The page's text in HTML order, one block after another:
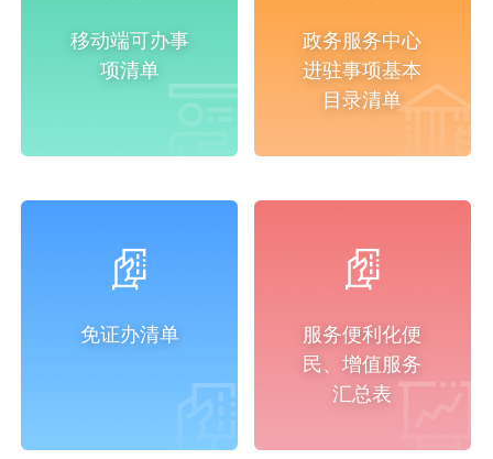
移动端可办事
项清单
政务服务中心
进驻事项基本
目录清单
免证办清单
服务便利化便
民、增值服务
汇总表